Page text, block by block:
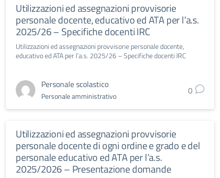
Utilizzazioni ed assegnazioni provvisorie
personale docente, educativo ed ATA per l’a.s.
2025/26 – Specifiche docenti IRC
Utilizzazioni ed assegnazioni provvisorie personale docente,
educativo ed ATA per l’a.s. 2025/26 – Specifiche docenti IRC
Personale scolastico
Personale amministrativo 0
Utilizzazioni ed assegnazioni provvisorie
personale docente di ogni ordine e grado e del
personale educativo ed ATA per l’a.s.
2025/2026 – Presentazione domande